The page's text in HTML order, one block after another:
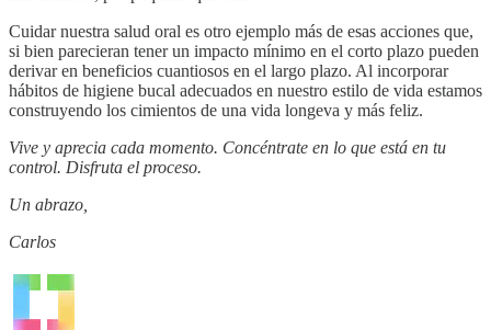
Cuidar nuestra salud oral es otro ejemplo más de esas acciones que,
si bien parecieran tener un impacto mínimo en el corto plazo pueden
derivar en beneficios cuantiosos en el largo plazo. Al incorporar
hábitos de higiene bucal adecuados en nuestro estilo de vida estamos
construyendo los cimientos de una vida longeva y más feliz.
Vive y aprecia cada momento. Concéntrate en lo que está en tu
control. Disfruta el proceso.
Un abrazo,
Carlos